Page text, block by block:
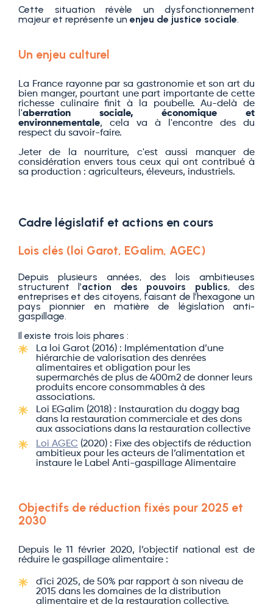
Cette situation révèle un dysfonctionnement
majeur et représente un enjeu de justice sociale.
Un enjeu culturel
La France rayonne par sa gastronomie et son art du
bien manger, pourtant une part importante de cette
richesse culinaire finit à la poubelle. Au-delà de
l'aberration sociale, économique et
environnementale, cela va à l'encontre des du
respect du savoir-faire.
Jeter de la nourriture, c'est aussi manquer de
considération envers tous ceux qui ont contribué à
sa production : agriculteurs, éleveurs, industriels.
Cadre législatif et actions en cours
Lois clés (loi Garot, EGalim, AGEC)
Depuis plusieurs années, des lois ambitieuses
structurent l’action des pouvoirs publics, des
entreprises et des citoyens, faisant de l’hexagone un
pays pionnier en matière de législation anti-
gaspillage.
Il existe trois lois phares :
La loi Garot (2016) : Implémentation d’une
hiérarchie de valorisation des denrées
alimentaires et obligation pour les
supermarchés de plus de 400m2 de donner leurs
produits encore consommables à des
associations.
Loi EGalim (2018) : Instauration du doggy bag
dans la restauration commerciale et des dons
aux associations dans la restauration collective
Loi AGEC (2020) : Fixe des objectifs de réduction
ambitieux pour les acteurs de l’alimentation et
instaure le Label Anti-gaspillage Alimentaire
Objectifs de réduction fixés pour 2025 et
2030
Depuis le 11 février 2020, l’objectif national est de
réduire le gaspillage alimentaire :
d'ici 2025, de 50% par rapport à son niveau de
2015 dans les domaines de la distribution
alimentaire et de la restauration collective.